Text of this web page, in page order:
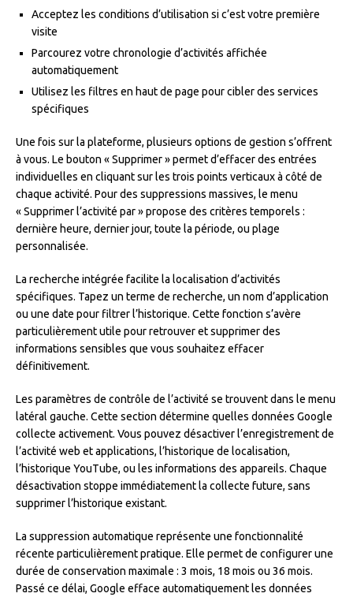
Acceptez les conditions d’utilisation si c’est votre première
visite
Parcourez votre chronologie d’activités affichée
automatiquement
Utilisez les filtres en haut de page pour cibler des services
spécifiques
Une fois sur la plateforme, plusieurs options de gestion s’offrent
à vous. Le bouton « Supprimer » permet d’effacer des entrées
individuelles en cliquant sur les trois points verticaux à côté de
chaque activité. Pour des suppressions massives, le menu
« Supprimer l’activité par » propose des critères temporels :
dernière heure, dernier jour, toute la période, ou plage
personnalisée.
La recherche intégrée facilite la localisation d’activités
spécifiques. Tapez un terme de recherche, un nom d’application
ou une date pour filtrer l’historique. Cette fonction s’avère
particulièrement utile pour retrouver et supprimer des
informations sensibles que vous souhaitez effacer
définitivement.
Les paramètres de contrôle de l’activité se trouvent dans le menu
latéral gauche. Cette section détermine quelles données Google
collecte activement. Vous pouvez désactiver l’enregistrement de
l’activité web et applications, l’historique de localisation,
l’historique YouTube, ou les informations des appareils. Chaque
désactivation stoppe immédiatement la collecte future, sans
supprimer l’historique existant.
La suppression automatique représente une fonctionnalité
récente particulièrement pratique. Elle permet de configurer une
durée de conservation maximale : 3 mois, 18 mois ou 36 mois.
Passé ce délai, Google efface automatiquement les données